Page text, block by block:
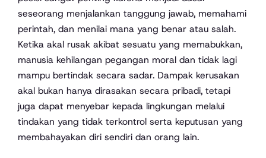
seseorang menjalankan tanggung jawab, memahami
perintah, dan menilai mana yang benar atau salah.
Ketika akal rusak akibat sesuatu yang memabukkan,
manusia kehilangan pegangan moral dan tidak lagi
mampu bertindak secara sadar. Dampak kerusakan
akal bukan hanya dirasakan secara pribadi, tetapi
juga dapat menyebar kepada lingkungan melalui
tindakan yang tidak terkontrol serta keputusan yang
membahayakan diri sendiri dan orang lain.